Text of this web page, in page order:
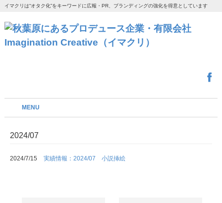
イマクリは“オタク化”をキーワードに広報・PR、ブランディングの強化を得意としています
MENU
2024/07
2024/7/15 実績情報：2024/07 小説挿絵